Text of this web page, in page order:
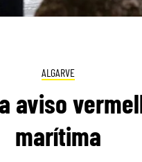
ALGARVE
aviso
marítima